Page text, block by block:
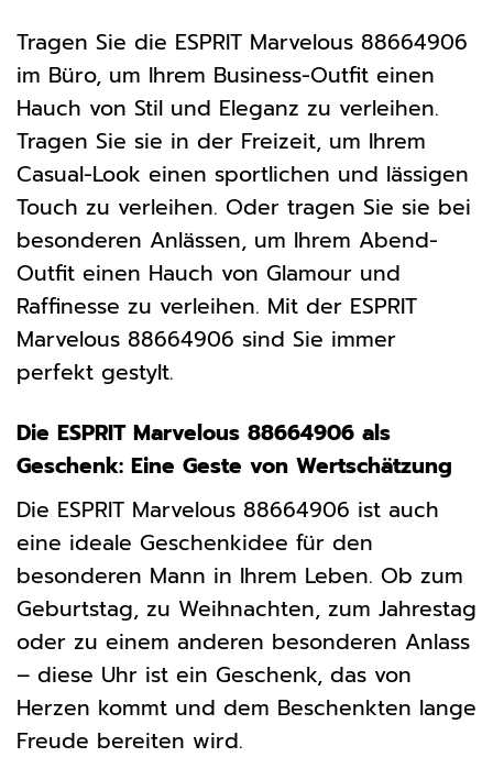
Tragen Sie die ESPRIT Marvelous 88664906
im Büro, um Ihrem Business-Outfit einen
Hauch von Stil und Eleganz zu verleihen.
Tragen Sie sie in der Freizeit, um Ihrem
Casual-Look einen sportlichen und lässigen
Touch zu verleihen. Oder tragen Sie sie bei
besonderen Anlässen, um Ihrem Abend-
Outfit einen Hauch von Glamour und
Raffinesse zu verleihen. Mit der ESPRIT
Marvelous 88664906 sind Sie immer
perfekt gestylt.
Die ESPRIT Marvelous 88664906 als
Geschenk: Eine Geste von Wertschätzung
Die ESPRIT Marvelous 88664906 ist auch
eine ideale Geschenkidee für den
besonderen Mann in Ihrem Leben. Ob zum
Geburtstag, zu Weihnachten, zum Jahrestag
oder zu einem anderen besonderen Anlass
– diese Uhr ist ein Geschenk, das von
Herzen kommt und dem Beschenkten lange
Freude bereiten wird.